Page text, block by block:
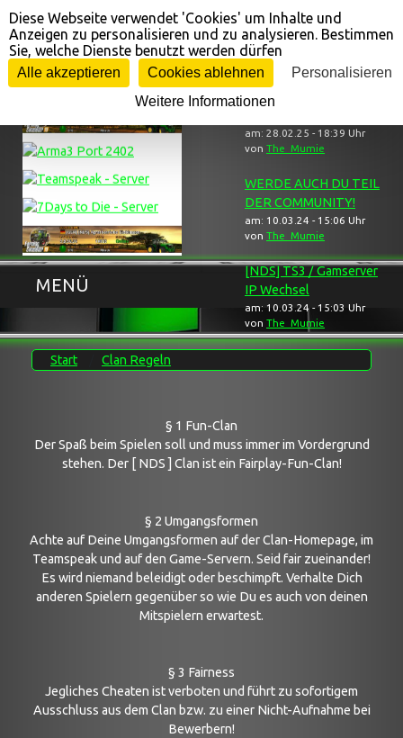
Gameserver ... ... Neuigkeiten
am: 28.02.25 - 18:39 Uhr
von The_Mumie
WERDE AUCH DU TEIL
DER COMMUNITY!
am: 10.03.24 - 15:06 Uhr
von The_Mumie
[NDS] TS3 / Gamserver
IP Wechsel
am: 10.03.24 - 15:03 Uhr
von The_Mumie
MENÜ
Start Clan Regeln
§ 1 Fun-Clan
Der Spaß beim Spielen soll und muss immer im Vordergrund
stehen. Der [ NDS ] Clan ist ein Fairplay-Fun-Clan!
§ 2 Umgangsformen
Achte auf Deine Umgangsformen auf der Clan-Homepage, im
Teamspeak und auf den Game-Servern. Seid fair zueinander!
Es wird niemand beleidigt oder beschimpft. Verhalte Dich
anderen Spielern gegenüber so wie Du es auch von deinen
Mitspielern erwartest.
§ 3 Fairness
Jegliches Cheaten ist verboten und führt zu sofortigem
Ausschluss aus dem Clan bzw. zu einer Nicht-Aufnahme bei
Bewerbern!
Cookie-Einstellungen
Diese Webseite verwendet 'Cookies' um Inhalte und
Anzeigen zu personalisieren und zu analysieren. Bestimmen
Sie, welche Dienste benutzt werden dürfen
Alle akzeptieren Cookies ablehnen
Personalisieren
Weitere Informationen